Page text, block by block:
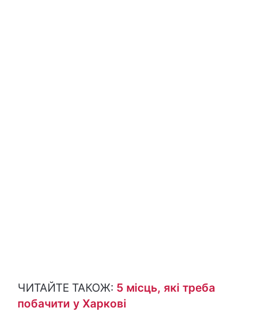
ЧИТАЙТЕ ТАКОЖ: 5 місць, які треба
побачити у Харкові